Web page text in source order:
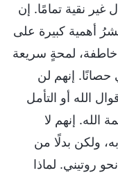
نقية تمامًا. إن
أهمية كبيرة على
لمحةٍ سريعة
حصانًا. إنهم لن
الله أو التأمل
الله. إنهم لا
ولكن بدلًا من
روتيني. لماذا